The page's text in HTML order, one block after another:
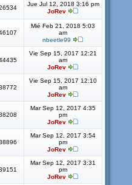
Jue Jul 12, 2018 3:16 pm
JoRev
Mié Feb 21, 2018 5:03
am
nbeetle99
Vie Sep 15, 2017 12:21
am
JoRev
Vie Sep 15, 2017 12:10
am
JoRev
Mar Sep 12, 2017 4:35
pm
JoRev
Mar Sep 12, 2017 3:54
pm
JoRev
Mar Sep 12, 2017 3:31
pm
JoRev